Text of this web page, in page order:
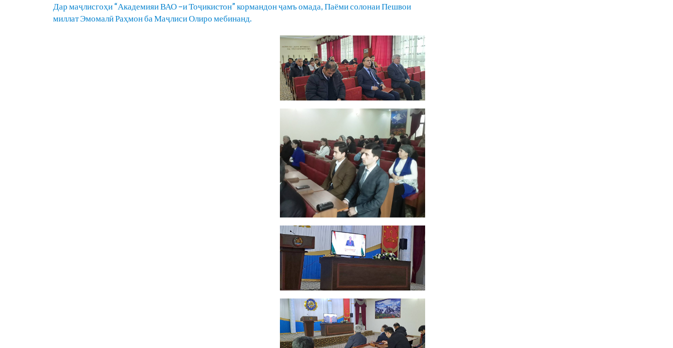
Дар маҷлисгоҳи “Академияи ВАО –и Тоҷикистон” кормандон ҷамъ омада, Паёми солонаи Пешвои
миллат Эмомалӣ Раҳмон ба Маҷлиси Олиро мебинанд.